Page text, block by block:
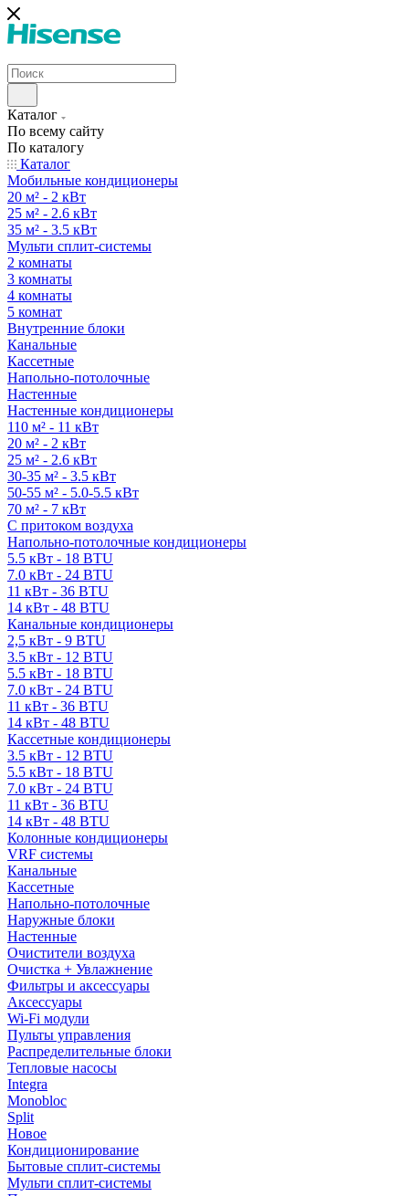
Каталог
По всему сайту
По каталогу
Каталог
Мобильные кондиционеры
20 м² - 2 кВт
25 м² - 2.6 кВт
35 м² - 3.5 кВт
Мульти сплит-системы
2 комнаты
3 комнаты
4 комнаты
5 комнат
Внутренние блоки
Канальные
Кассетные
Напольно-потолочные
Настенные
Настенные кондиционеры
110 м² - 11 кВт
20 м² - 2 кВт
25 м² - 2.6 кВт
30-35 м² - 3.5 кВт
50-55 м² - 5.0-5.5 кВт
70 м² - 7 кВт
С притоком воздуха
Напольно-потолочные кондиционеры
5.5 кВт - 18 BTU
7.0 кВт - 24 BTU
11 кВт - 36 BTU
14 кВт - 48 BTU
Канальные кондиционеры
2,5 кВт - 9 BTU
3.5 кВт - 12 BTU
5.5 кВт - 18 BTU
7.0 кВт - 24 BTU
11 кВт - 36 BTU
14 кВт - 48 BTU
Кассетные кондиционеры
3.5 кВт - 12 BTU
5.5 кВт - 18 BTU
7.0 кВт - 24 BTU
11 кВт - 36 BTU
14 кВт - 48 BTU
Колонные кондиционеры
VRF системы
Канальные
Кассетные
Напольно-потолочные
Наружные блоки
Настенные
Очистители воздуха
Очистка + Увлажнение
Фильтры и аксессуары
Аксессуары
Wi-Fi модули
Пульты управления
Распределительные блоки
Тепловые насосы
Integra
Monobloc
Split
Новое
Кондиционирование
Бытовые сплит-системы
Мульти сплит-системы